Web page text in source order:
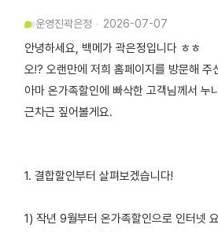
운영진곽은정 2026-07-07
안녕하세요, 백메가 곽은정입니다 ㅎㅎ
오!? 오랜만에 저희 홈페이지를 방문해
아마 온가족할인에 빠삭한 고객님께서
근차근 짚어볼게요.
1. 결합할인부터 살펴보겠습니다!
1) 작년 9월부터 온가족할인으로 인터넷